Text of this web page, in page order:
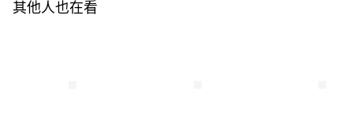
其他人也在看